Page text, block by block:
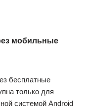
мобильные
бесплатные
только для
системой Android